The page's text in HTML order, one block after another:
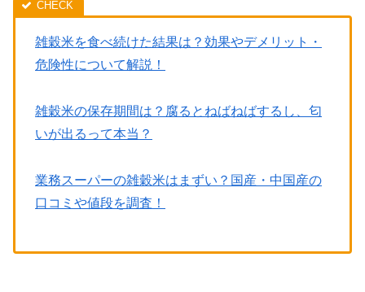
雑穀米を食べ続けた結果は？効果やデメリット・
危険性について解説！
雑穀米の保存期間は？腐るとねばねばするし、匂
いが出るって本当？
業務スーパーの雑穀米はまずい？国産・中国産の
口コミや値段を調査！